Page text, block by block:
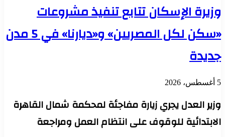
وزيرة الإسكان تتابع تنفيذ مشروعات
«سكن لكل المصريين» و«ديارنا» في 5 مدن
جديدة
5 أغسطس، 2026
وزير العدل يجري زيارة مفاجئة لمحكمة شمال القاهرة
الابتدائية للوقوف على انتظام العمل ومراجعة